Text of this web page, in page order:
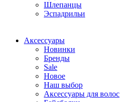
Шлепанцы
Эспадрильи
Аксессуары
Новинки
Бренды
Sale
Новое
Наш выбор
Аксессуары для волос